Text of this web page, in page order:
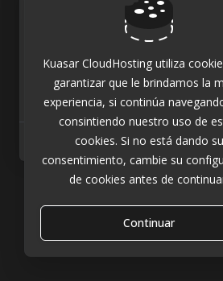
Recordar Dades d'usuari
Not a member yet?Crear
Idioma: Català
Kuasar CloudHosting utiliza
garantizar que le brindamos la
experiencia, si continúa
consintiendo nuestro uso de
cookies. Si no está dando su
consentimiento, cambie su
de cookies antes de
Continuar